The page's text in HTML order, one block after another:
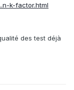
k-factor.html
des test déjà